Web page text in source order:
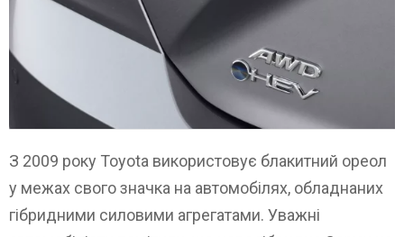
З 2009 року Toyota використовує блакитний ореол
у межах свого значка на автомобілях, обладнаних
гібридними силовими агрегатами. Уважні